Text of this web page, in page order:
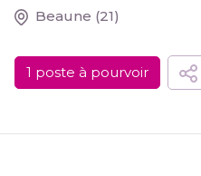
Beaune (21)
1 poste à pourvoir